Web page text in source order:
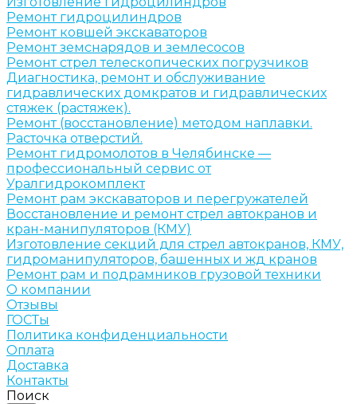
Ремонт гидроцилиндров
Ремонт ковшей экскаваторов
Ремонт земснарядов и землесосов
Ремонт стрел телескопических погрузчиков
Диагностика, ремонт и обслуживание
гидравлических домкратов и гидравлических
стяжек (растяжек).
Ремонт (восстановление) методом наплавки.
Расточка отверстий.
Ремонт гидромолотов в Челябинске —
профессиональный сервис от
Уралгидрокомплект
Ремонт рам экскаваторов и перегружателей
Восстановление и ремонт стрел автокранов и
кран-манипуляторов (КМУ)
Изготовление секций для стрел автокранов, КМУ,
гидроманипуляторов, башенных и жд кранов
Ремонт рам и подрамников грузовой техники
О компании
Отзывы
ГОСТы
Политика конфиденциальности
Оплата
Доставка
Контакты
Поиск